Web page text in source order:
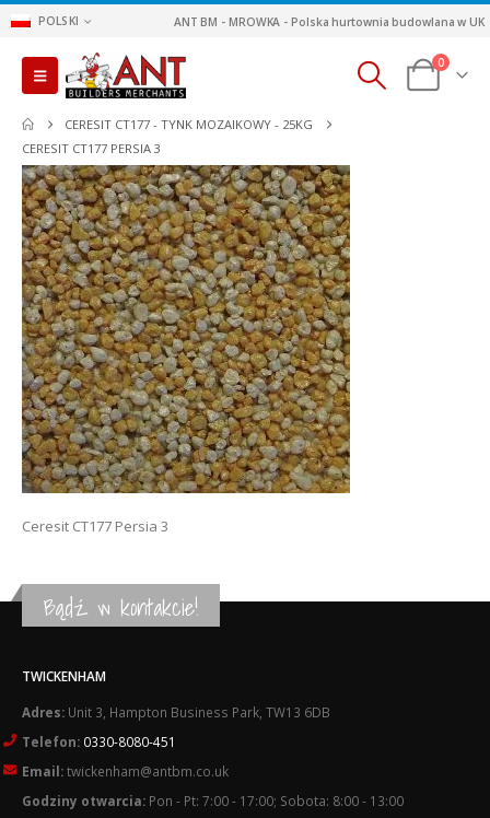
POLSKI ANT BM - MROWKA - Polska hurtownia budowlana w UK
0
CERESIT CT177 - TYNK MOZAIKOWY - 25KG
CERESIT CT177 PERSIA 3
Ceresit CT177 Persia 3
Bądź w kontakcie!
TWICKENHAM
Adres: Unit 3, Hampton Business Park, TW13 6DB
Telefon: 0330-8080-451
Email:twickenham@antbm.co.uk
Godziny otwarcia: Pon - Pt: 7:00 - 17:00; Sobota: 8:00 - 13:00